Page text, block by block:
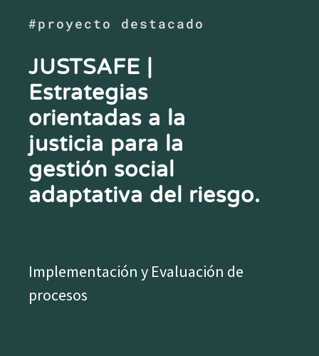
#proyecto destacado
JUSTSAFE |
Estrategias
orientadas a la
justicia para la
gestión social
adaptativa del riesgo.
Implementación y Evaluación de
procesos